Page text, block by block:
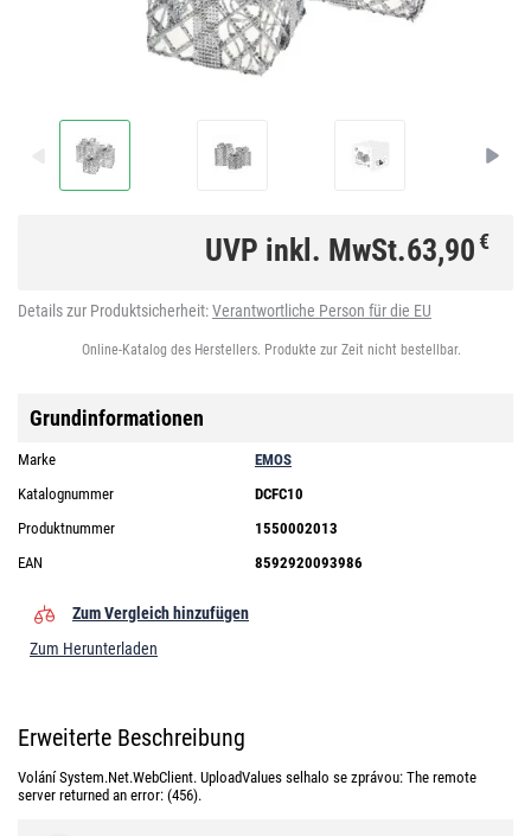
UVP inkl. MwSt.63,90€
Details zur Produktsicherheit:Verantwortliche Person für die EU
Online-Katalog des Herstellers. Produkte zur Zeit nicht bestellbar.
Grundinformationen
Marke
EMOS
Katalognummer
DCFC10
Produktnummer
1550002013
EAN
8592920093986
Zum Vergleich hinzufügen
Zum Herunterladen
Erweiterte Beschreibung
Volání System.Net.WebClient. UploadValues selhalo se zprávou: The remote
server returned an error: (456).